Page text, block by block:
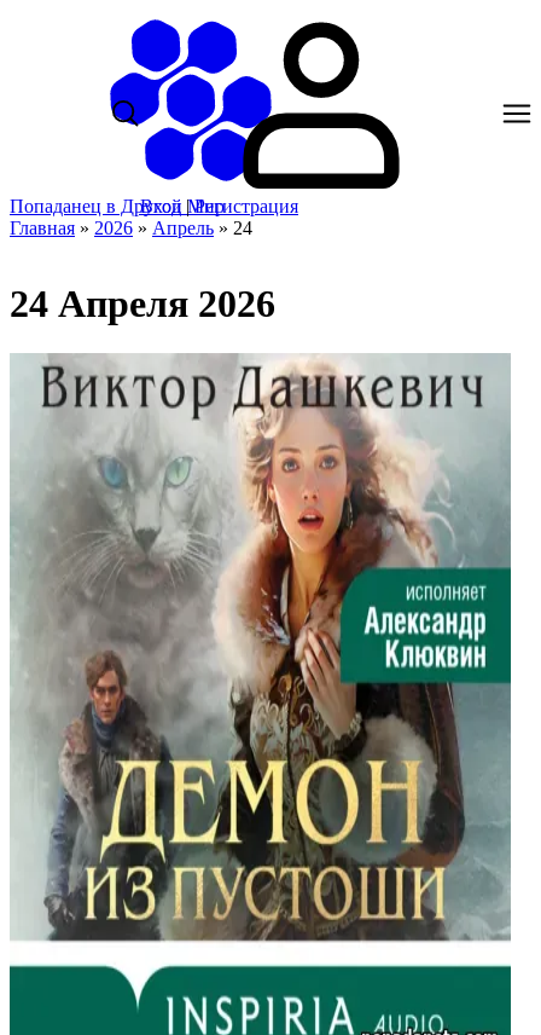
Попаданец в Другой Мир
Вход |Регистрация
Главная » 2026 » Апрель » 24
24 Апреля 2026